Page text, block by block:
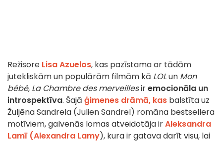
Režisore Lisa Azuelos, kas pazīstama ar tādām
jutekliskām un populārām filmām kā LOLun Mon
bébé, La Chambre des merveillesiremocionāla un
introspektīva. Šajā ģimenes drāmā, kas balstīta uz
Žuljēna Sandrela (Julien Sandrel) romāna bestsellera
motīviem, galvenās lomas atveidotāja irAleksandra
Lamī (Alexandra Lamy), kura ir gatava darīt visu, lai